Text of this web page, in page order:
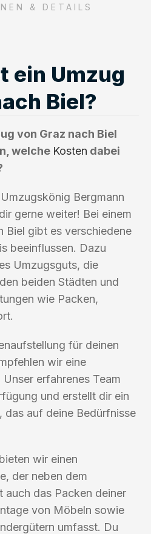
& DETAILS
ein Umzug
Biel?
von Graz nach Biel
welche Kosten dabei
Bergmann
gerne weiter! Bei einem
Biel gibt es verschiedene
beeinflussen. Dazu
Umzugsguts, die
beiden Städten und
wie Packen,
für deinen
wir eine
erfahrenes Team
und erstellt dir ein
das auf deine Bedürfnisse
wir einen
der neben dem
auch das Packen deiner
von Möbeln sowie
umfasst. Du